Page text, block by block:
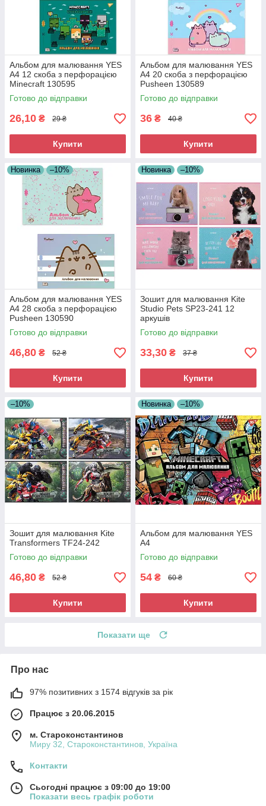
Альбом для малювання YES
А4 12 скоба з перфорацією
Minecraft 130595
Готово до відправки
26,10 ₴ 29 ₴
Купити
Альбом для малювання YES
А4 20 скоба з перфорацією
Pusheen 130589
Готово до відправки
36 ₴ 40 ₴
Купити
Новинка –10%
Альбом для малювання YES
А4 28 скоба з перфорацією
Pusheen 130590
Готово до відправки
46,80 ₴ 52 ₴
Купити
Новинка –10%
Зошит для малювання Kite
Studio Pets SP23-241 12
аркушів
Готово до відправки
33,30 ₴ 37 ₴
Купити
–10%
Зошит для малювання Kite
Transformers TF24-242
Готово до відправки
46,80 ₴ 52 ₴
Купити
Новинка –10%
Альбом для малювання YES
А4
Готово до відправки
54 ₴ 60 ₴
Купити
Показати ще
Про нас
97% позитивних з 1574 відгуків за рік
Працює з 20.06.2015
м. Староконстантинов
Миру 32, Староконстантинов, Україна
Контакти
Сьогодні працює з 09:00 до 19:00
Показати весь графік роботи